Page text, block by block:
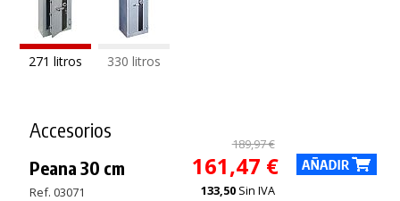
271 litros 330 litros
Accesorios
Peana 30 cm
Ref. 03071
189,97 €
161,47 €
133,50 Sin IVA